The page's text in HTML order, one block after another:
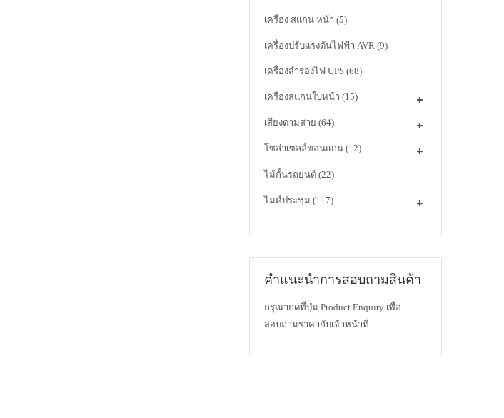
เครื่อง สแกน หน้า (5)
เครื่องปรับแรงดันไฟฟ้า AVR (9)
เครื่องสำรองไฟ UPS (68)
เครื่องสแกนใบหน้า (15)
เสียงตามสาย (64)
โซล่าเซลล์ขอนแก่น (12)
ไม้กั้นรถยนต์ (22)
ไมค์ประชุม (117)
คำแนะนำการสอบถามสินค้า
กรุณากดที่ปุ่ม Product Enquiry เพื่อ
สอบถามราคากับเจ้าหน้าที่